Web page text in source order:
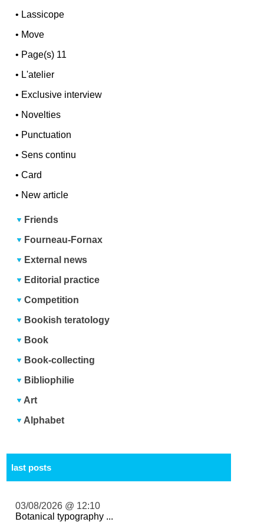
• Lassicope
• Move
• Page(s) 11
• L'atelier
• Exclusive interview
• Novelties
• Punctuation
• Sens continu
•Card
• New article
Friends
Fourneau-Fornax
External news
Editorial practice
Competition
Bookish teratology
Book
Book-collecting
Bibliophilie
Art
Alphabet
last posts
03/08/2026 @ 12:10
Botanical typography ...